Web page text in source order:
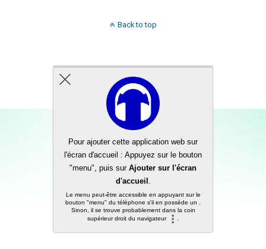
Back to top